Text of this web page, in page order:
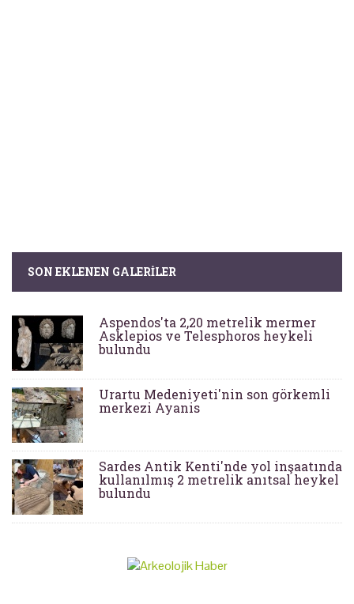
SON EKLENEN GALERILER
Aspendos'ta 2,20 metrelik mermer
Asklepios ve Telesphoros heykeli
bulundu
Urartu Medeniyeti'nin son görkemli
merkezi Ayanis
Sardes Antik Kenti'nde yol inşaatında
kullanılmış 2 metrelik anıtsal heykel
bulundu